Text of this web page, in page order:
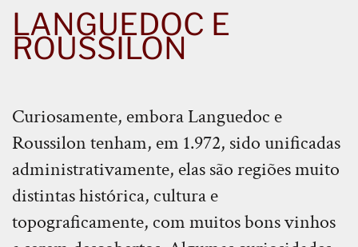
LANGUEDOC E
ROUSSILON
Curiosamente, embora Languedoc e
Roussilon tenham, em 1.972, sido unificadas
administrativamente, elas são regiões muito
distintas histórica, cultura e
topograficamente, com muitos bons vinhos